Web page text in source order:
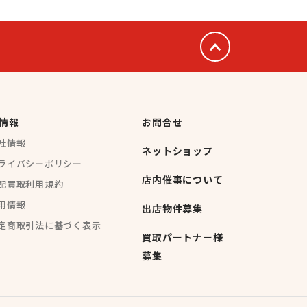
報
情報
イバシーポリシー
買取利用規約
情報
商取引法に基づく表示
お問合せ
ネットショップ
店内催事について
出店物件募集
買取パートナー様
募集